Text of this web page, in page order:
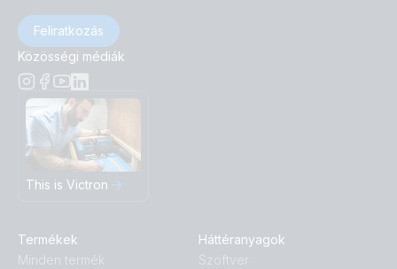
Feliratkozás
Közösségi médiák
This is Victron
Termékek
Minden termék
Háttéranyagok
Szoftver